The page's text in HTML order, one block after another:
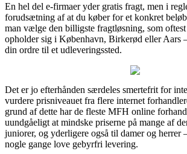
En hel del e-firmaer yder gratis fragt, men i
forudsætning af at du køber for et konkret
man vælge den billigste fragtløsning, som
opholder sig i København, Birkerød eller Aars
din ordre til et udleveringssted.
Det er jo efterhånden særdeles smertefrit for
vurdere prisniveauet fra flere internet
grund af dette har de fleste MFH online
uundgåeligt at mindske priserne på mange af
juniorer, og yderligere også til damer og herrer
nogle gange love gebyrfri levering.